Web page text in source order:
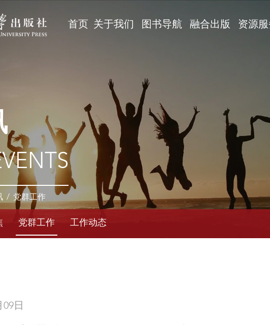
首页 关于我们 图书导航 融合出版 资源服
/ 党群工作
党群工作 工作动态
日